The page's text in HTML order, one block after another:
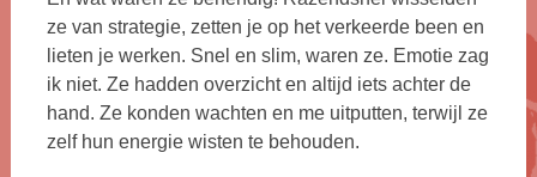
ze van strategie, zetten je op het verkeerde been en
lieten je werken. Snel en slim, waren ze. Emotie zag
ik niet. Ze hadden overzicht en altijd iets achter de
hand. Ze konden wachten en me uitputten, terwijl ze
zelf hun energie wisten te behouden.